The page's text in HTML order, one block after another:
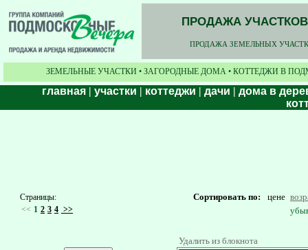
ПРОДАЖА
ПРОДАЖА ЗЕМЕЛЬНЫХ
ЗЕМЕЛЬНЫЕ УЧАСТКИ • ЗАГОРОДНЫЕ ДОМА • КОТТЕДЖИ В
главная | участки | коттеджи | дачи | дома в
Страницы:
<< 1 2 3 4 >>
Сортировать по: цене
Удалить из блокнота